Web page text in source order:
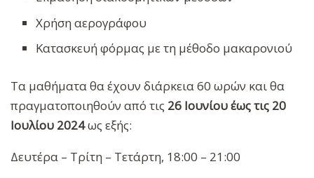
Χρήση αερογράφου
Κατασκευή φόρμας με τη μέθοδο μακαρονιού
Τα μαθήματα θα έχουν διάρκεια 60 ωρών και θα
πραγματοποιηθούν από τις 26 Ιουνίου έως τις 20
Ιουλίου 2024ως εξής:
Δευτέρα – Τρίτη – Τετάρτη, 18:00 – 21:00